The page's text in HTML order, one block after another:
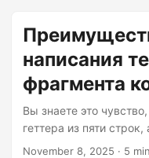
написания
фрагмента
Вы знаете это
геттера из пяти
потому что покрытие
November 8, 2025 · 5